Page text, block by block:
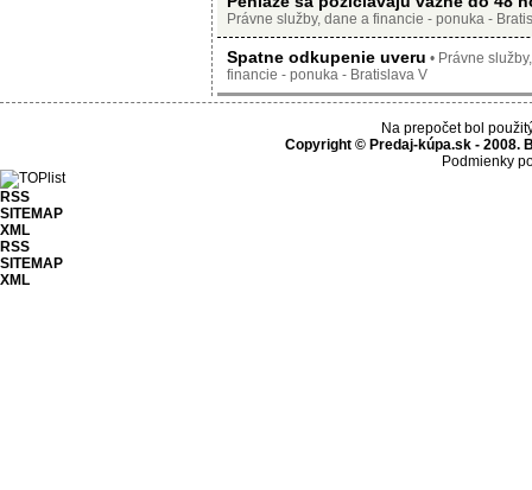
Právne služby, dane a financie - ponuka -
Spatne odkupenie uveru • Právne
financie - ponuka - Bratislava V
Na prepočet bol
Copyright © Predaj-kúpa.sk - 2008.
Podmienky
RSS
SITEMAP
XML
RSS
SITEMAP
XML